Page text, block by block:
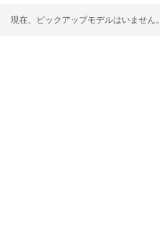
現在、ピックアップモデルはいません。